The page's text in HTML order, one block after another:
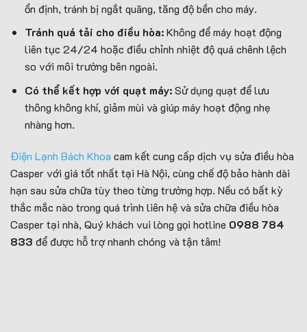
ổn định, tránh bị ngắt quãng, tăng độ bền cho máy.
Tránh quá tải cho điều hòa:Không để máy hoạt động
liên tục 24/24 hoặc điều chỉnh nhiệt độ quá chênh lệch
so với môi trường bên ngoài.
Có thể kết hợp với quạt máy:Sử dụng quạt để lưu
thông không khí, giảm mùi và giúp máy hoạt động nhẹ
nhàng hơn.
Điện Lạnh Bách Khoa cam kết cung cấp dịch vụ sửa điều hòa
Casper với giá tốt nhất tại Hà Nội, cùng chế độ bảo hành dài
hạn sau sửa chữa tùy theo từng trường hợp. Nếu có bất kỳ
thắc mắc nào trong quá trình liên hệ và sửa chữa điều hòa
Casper tại nhà, Quý khách vui lòng gọi hotline 0988 784
833 để được hỗ trợ nhanh chóng và tận tâm!